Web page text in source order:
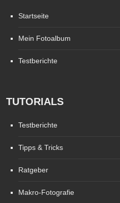
Startseite
Mein Fotoalbum
Testberichte
TUTORIALS
Testberichte
Tipps & Tricks
Ratgeber
Makro-Fotografie